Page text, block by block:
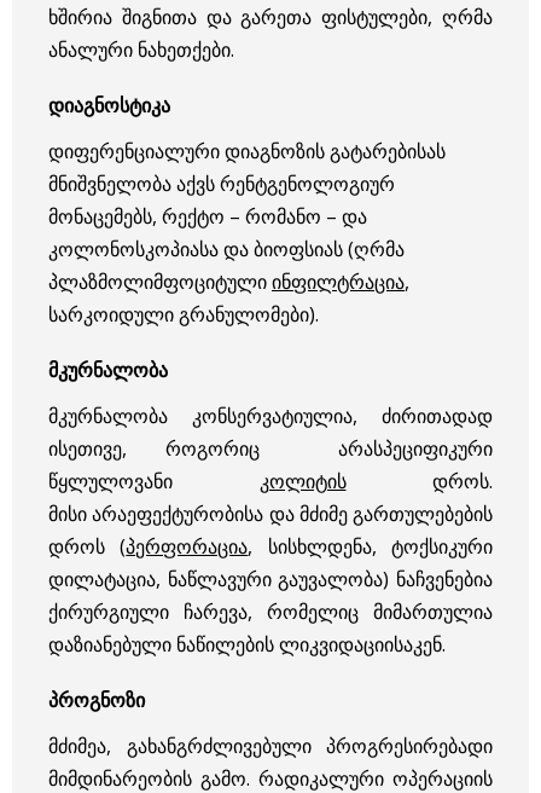
ხშირია შიგნითა და გარეთა ფისტულები, ღრმა
ანალური ნახეთქები.
დიაგნოსტიკა
დიფერენციალური დიაგნოზის გატარებისას
მნიშვნელობა აქვს რენტგენოლოგიურ
მონაცემებს, რექტო – რომანო – და
კოლონოსკოპიასა და ბიოფსიას (ღრმა
პლაზმოლიმფოციტულიინფილტრაცია,
სარკოიდული გრანულომები).
მკურნალობა
მკურნალობა კონსერვატიულია, ძირითადად
ისეთივე, როგორიც არასპეციფიკური
წყლულოვანი კოლიტისდროს.
მისი არაეფექტურობისა და მძიმე გართულებების
დროს (პერფორაცია, სისხლდენა, ტოქსიკური
დილატაცია, ნაწლავური გაუვალობა) ნაჩვენებია
ქირურგიული ჩარევა, რომელიც მიმართულია
დაზიანებული ნაწილების ლიკვიდაციისაკენ.
პროგნოზი
მძიმეა, გახანგრძლივებული პროგრესირებადი
მიმდინარეობის გამო. რადიკალური ოპერაციის